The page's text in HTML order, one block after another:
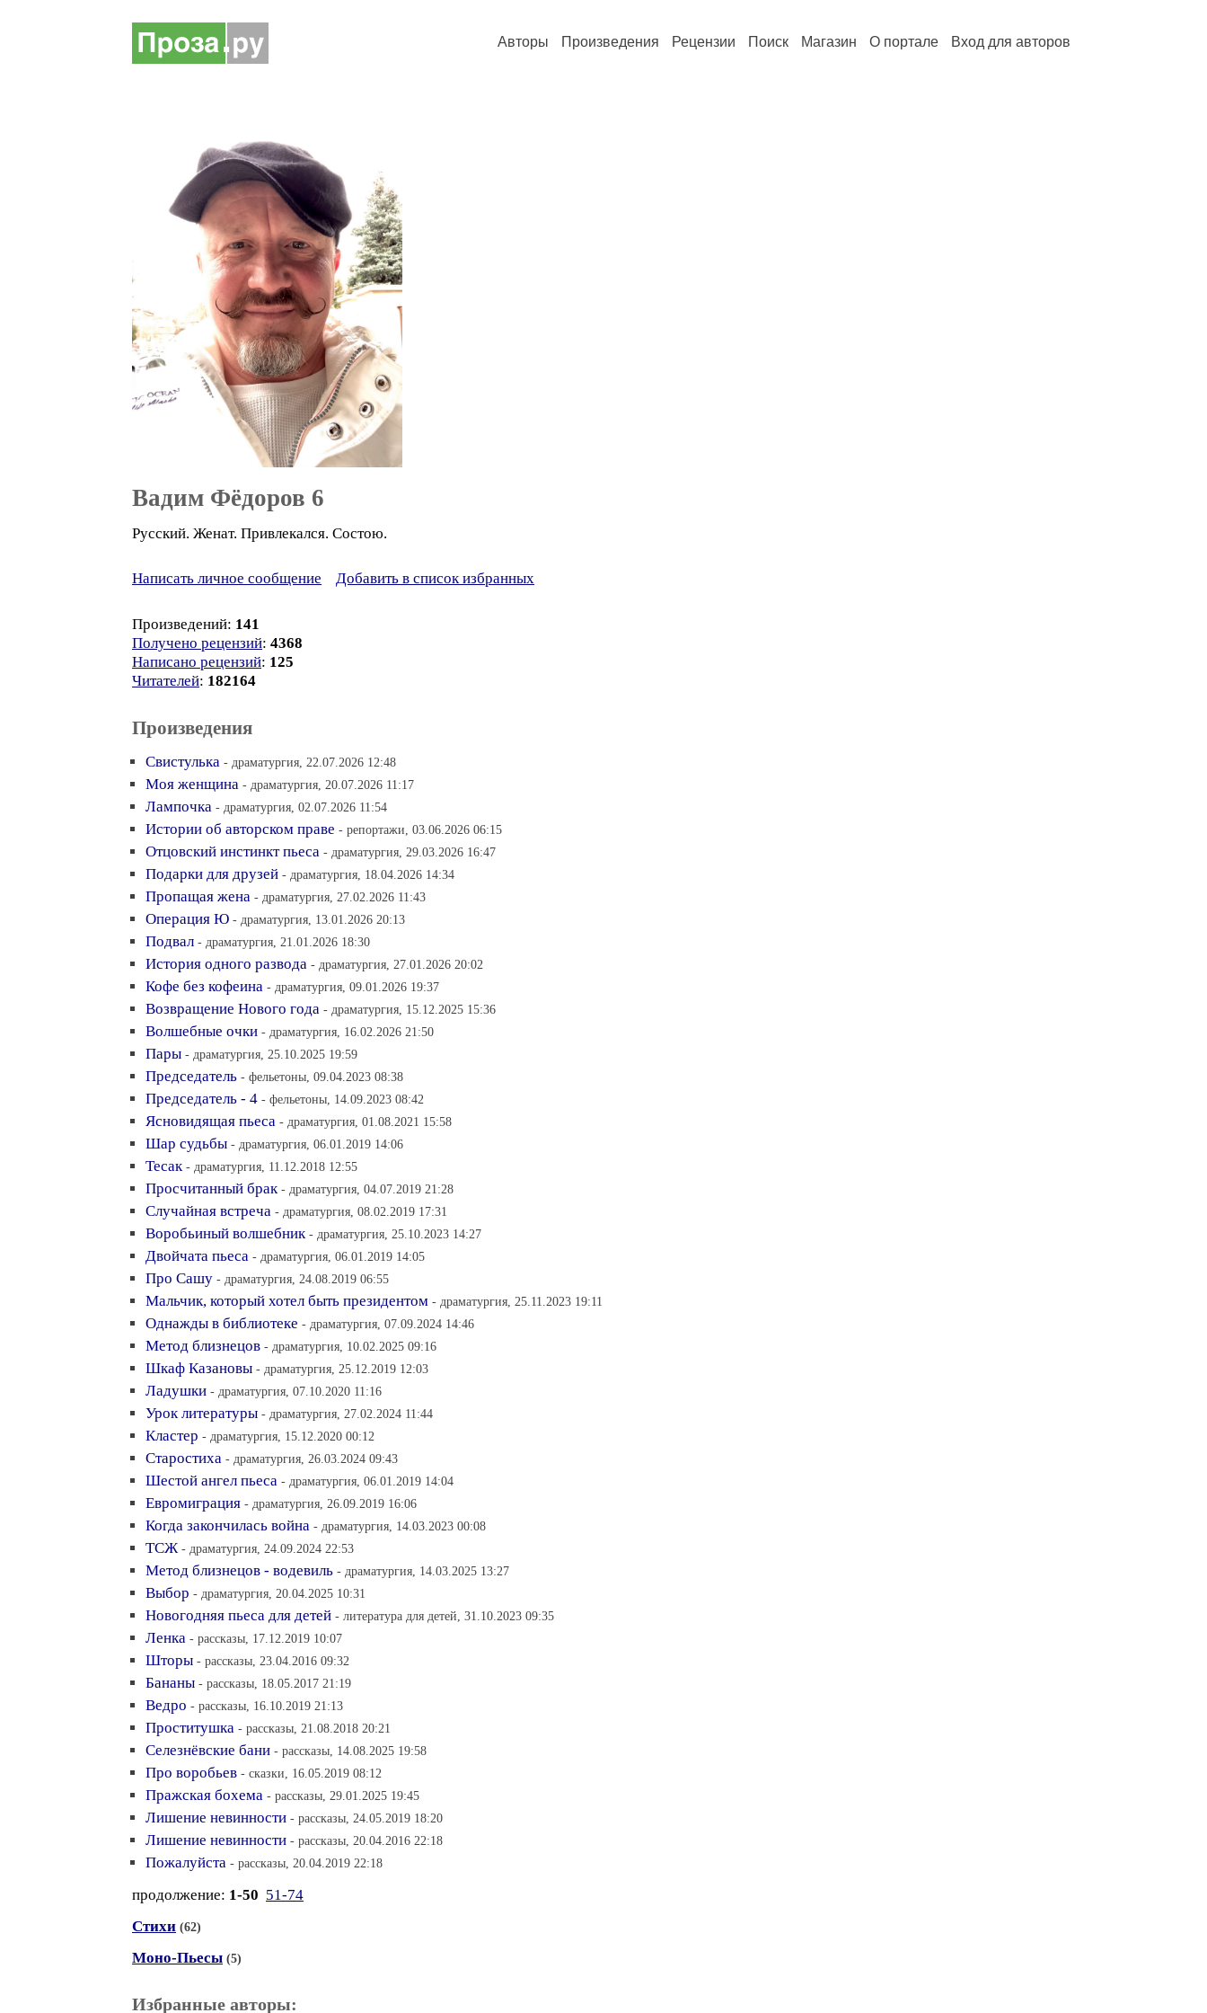
Авторы Произведения Рецензии Поиск Магазин О портале Вход для авторов
Вадим Фёдоров 6
Русский. Женат. Привлекался. Состою.
Написать личное сообщение Добавить в список избранных
Произведений: 141
Получено рецензий: 4368
Написано рецензий: 125
Читателей: 182164
Произведения
Свистулька - драматургия, 22.07.2026 12:48
Моя женщина - драматургия, 20.07.2026 11:17
Лампочка - драматургия, 02.07.2026 11:54
Истории об авторском праве - репортажи, 03.06.2026 06:15
Отцовский инстинкт пьеса - драматургия, 29.03.2026 16:47
Подарки для друзей - драматургия, 18.04.2026 14:34
Пропащая жена - драматургия, 27.02.2026 11:43
Операция Ю - драматургия, 13.01.2026 20:13
Подвал - драматургия, 21.01.2026 18:30
История одного развода - драматургия, 27.01.2026 20:02
Кофе без кофеина - драматургия, 09.01.2026 19:37
Возвращение Нового года - драматургия, 15.12.2025 15:36
Волшебные очки - драматургия, 16.02.2026 21:50
Пары - драматургия, 25.10.2025 19:59
Председатель - фельетоны, 09.04.2023 08:38
Председатель - 4 - фельетоны, 14.09.2023 08:42
Ясновидящая пьеса - драматургия, 01.08.2021 15:58
Шар судьбы - драматургия, 06.01.2019 14:06
Тесак - драматургия, 11.12.2018 12:55
Просчитанный брак - драматургия, 04.07.2019 21:28
Случайная встреча - драматургия, 08.02.2019 17:31
Воробьиный волшебник - драматургия, 25.10.2023 14:27
Двойчата пьеса - драматургия, 06.01.2019 14:05
Про Сашу - драматургия, 24.08.2019 06:55
Мальчик, который хотел быть президентом - драматургия, 25.11.2023 19:11
Однажды в библиотеке - драматургия, 07.09.2024 14:46
Метод близнецов - драматургия, 10.02.2025 09:16
Шкаф Казановы - драматургия, 25.12.2019 12:03
Ладушки - драматургия, 07.10.2020 11:16
Урок литературы - драматургия, 27.02.2024 11:44
Кластер - драматургия, 15.12.2020 00:12
Старостиха - драматургия, 26.03.2024 09:43
Шестой ангел пьеса - драматургия, 06.01.2019 14:04
Евромиграция - драматургия, 26.09.2019 16:06
Когда закончилась война - драматургия, 14.03.2023 00:08
ТСЖ - драматургия, 24.09.2024 22:53
Метод близнецов - водевиль - драматургия, 14.03.2025 13:27
Выбор - драматургия, 20.04.2025 10:31
Новогодняя пьеса для детей - литература для детей, 31.10.2023 09:35
Ленка - рассказы, 17.12.2019 10:07
Шторы - рассказы, 23.04.2016 09:32
Бананы - рассказы, 18.05.2017 21:19
Ведро - рассказы, 16.10.2019 21:13
Проститушка - рассказы, 21.08.2018 20:21
Селезнёвские бани - рассказы, 14.08.2025 19:58
Про воробьев - сказки, 16.05.2019 08:12
Пражская бохема - рассказы, 29.01.2025 19:45
Лишение невинности - рассказы, 24.05.2019 18:20
Лишение невинности - рассказы, 20.04.2016 22:18
Пожалуйста - рассказы, 20.04.2019 22:18
продолжение: 1-50 51-74
Стихи (62)
Моно-Пьесы (5)
Избранные авторы: